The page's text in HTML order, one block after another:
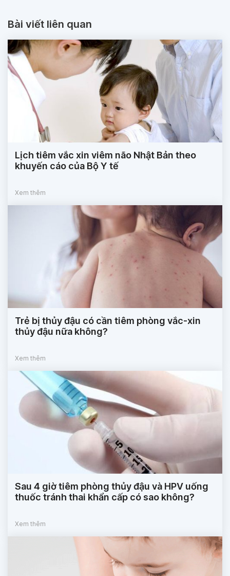
Bài viết liên quan
Lịch tiêm vắc xin viêm não Nhật Bản theo
khuyến cáo của Bộ Y tế
Xem thêm
Trẻ bị thủy đậu có cần tiêm phòng vắc-xin
thủy đậu nữa không?
Xem thêm
Sau 4 giờ tiêm phòng thủy đậu và HPV uống
thuốc tránh thai khẩn cấp có sao không?
Xem thêm